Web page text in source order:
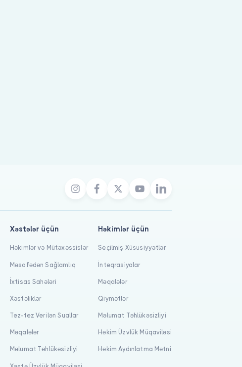
Xəstələr üçün
Həkimlər və Mütəxəssislər
Məsafədən Sağlamlıq
İxtisas Sahələri
Xəstəliklər
Tez-tez Verilən Suallar
Məqalələr
Məlumat Təhlükəsizliyi
Həkimlər üçün
Seçilmiş Xüsusiyyətlər
İnteqrasiyalar
Məqalələr
Qiymətlər
Məlumat Təhlükəsizliyi
Həkim Üzvlük Müqaviləsi
Həkim Aydınlatma Mətni